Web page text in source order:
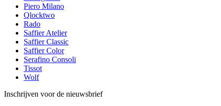
Piero Milano
Qlocktwo
Rado
Saffier Atelier
Saffier Classic
Saffier Color
Serafino Consoli
Tissot
Wolf
Inschrijven voor de nieuwsbrief